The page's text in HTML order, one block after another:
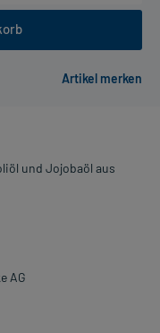
und Jojobaöl aus
AG